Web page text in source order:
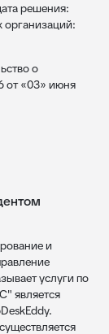
решения:
организаций:
о
от «03» июня
и
услуги по
является